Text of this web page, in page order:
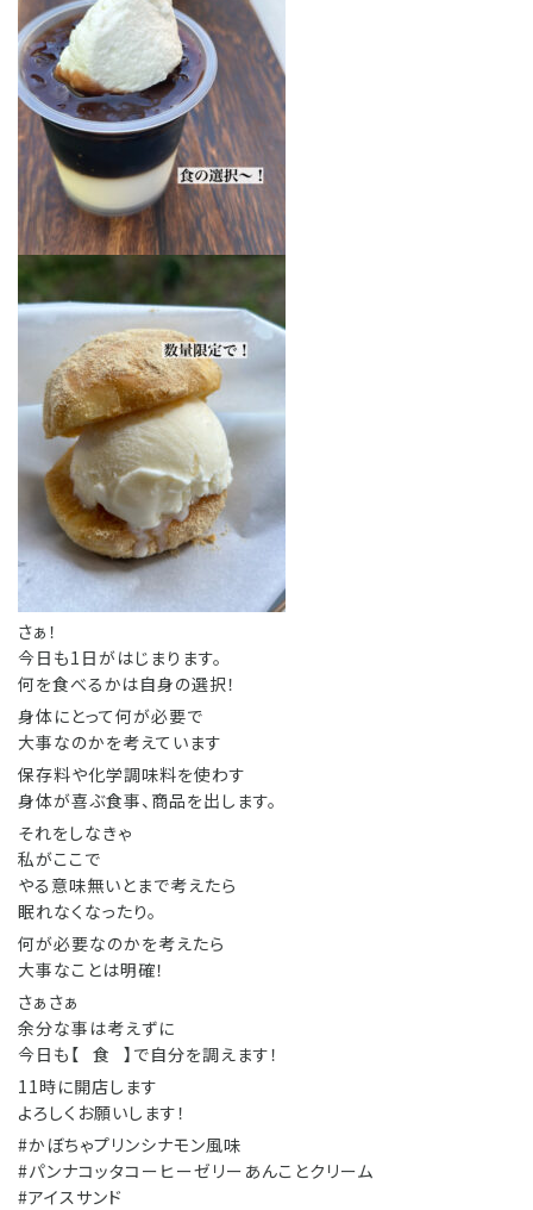
さぁ！
今日も1日がはじまります。
何を食べるかは自身の選択！
身体にとって何が必要で
大事なのかを考えています
保存料や化学調味料を使わす
身体が喜ぶ食事、商品を出します。
それをしなきゃ
私がここで
やる意味無いとまで考えたら
眠れなくなったり。
何が必要なのかを考えたら
大事なことは明確！
さぁさぁ
余分な事は考えずに
今日も【⠀食⠀】で自分を調えます！
11時に開店します
よろしくお願いします！
#かぼちゃプリンシナモン風味
#パンナコッタコーヒーゼリーあんことクリーム
#アイスサンド